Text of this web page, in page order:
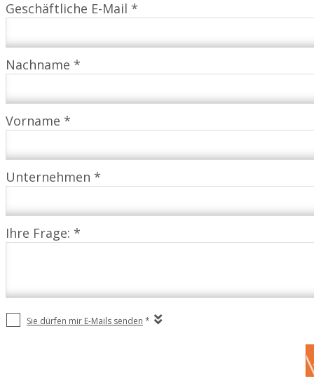
Geschäftliche E-Mail *
Nachname *
Vorname *
Unternehmen *
Ihre Frage: *
Sie dürfen mir E-Mails senden *